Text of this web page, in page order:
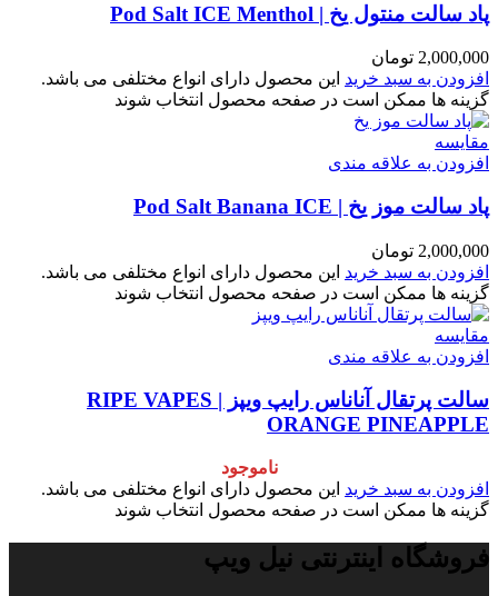
پاد سالت منتول یخ | Pod Salt ICE Menthol
2,000,000 تومان
افزودن به سبد خرید این محصول دارای انواع مختلفی می باشد.
گزینه ها ممکن است در صفحه محصول انتخاب شوند
مقایسه
افزودن به علاقه مندی
پاد سالت موز یخ | Pod Salt Banana ICE
2,000,000 تومان
افزودن به سبد خرید این محصول دارای انواع مختلفی می باشد.
گزینه ها ممکن است در صفحه محصول انتخاب شوند
مقایسه
افزودن به علاقه مندی
سالت پرتقال آناناس رایپ ویپز | RIPE VAPES
ORANGE PINEAPPLE
ناموجود
افزودن به سبد خرید این محصول دارای انواع مختلفی می باشد.
گزینه ها ممکن است در صفحه محصول انتخاب شوند
فروشگاه اینترنتی نیل ویپ